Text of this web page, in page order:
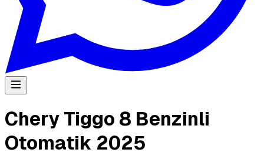
Chery Tiggo 8 Benzinli
Otomatik 2025